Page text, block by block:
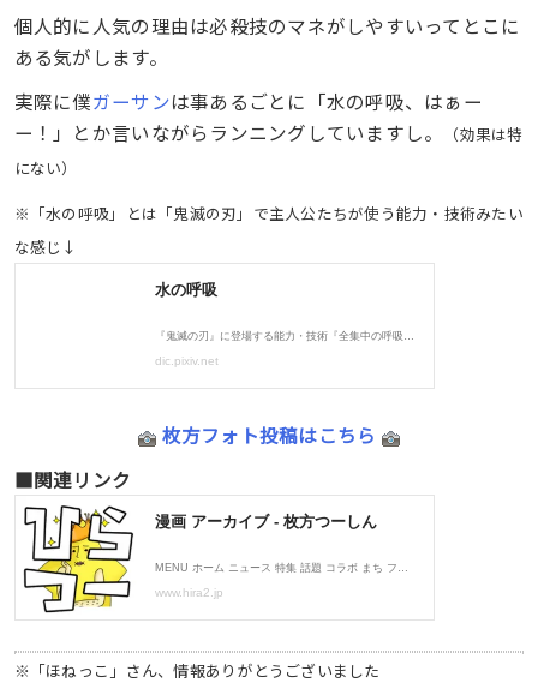
個人的に人気の理由は必殺技のマネがしやすいってとこに
ある気がします。
実際に僕ガーサンは事あるごとに「水の呼吸、はぁー
ー！」とか言いながらランニングしていますし。
（効果は特
にない）
※「水の呼吸」とは「鬼滅の刃」で主人公たちが使う能力・技術みたい
な感じ↓
枚方フォト投稿はこちら
■関連リンク
※「ほねっこ」さん、情報ありがとうございました